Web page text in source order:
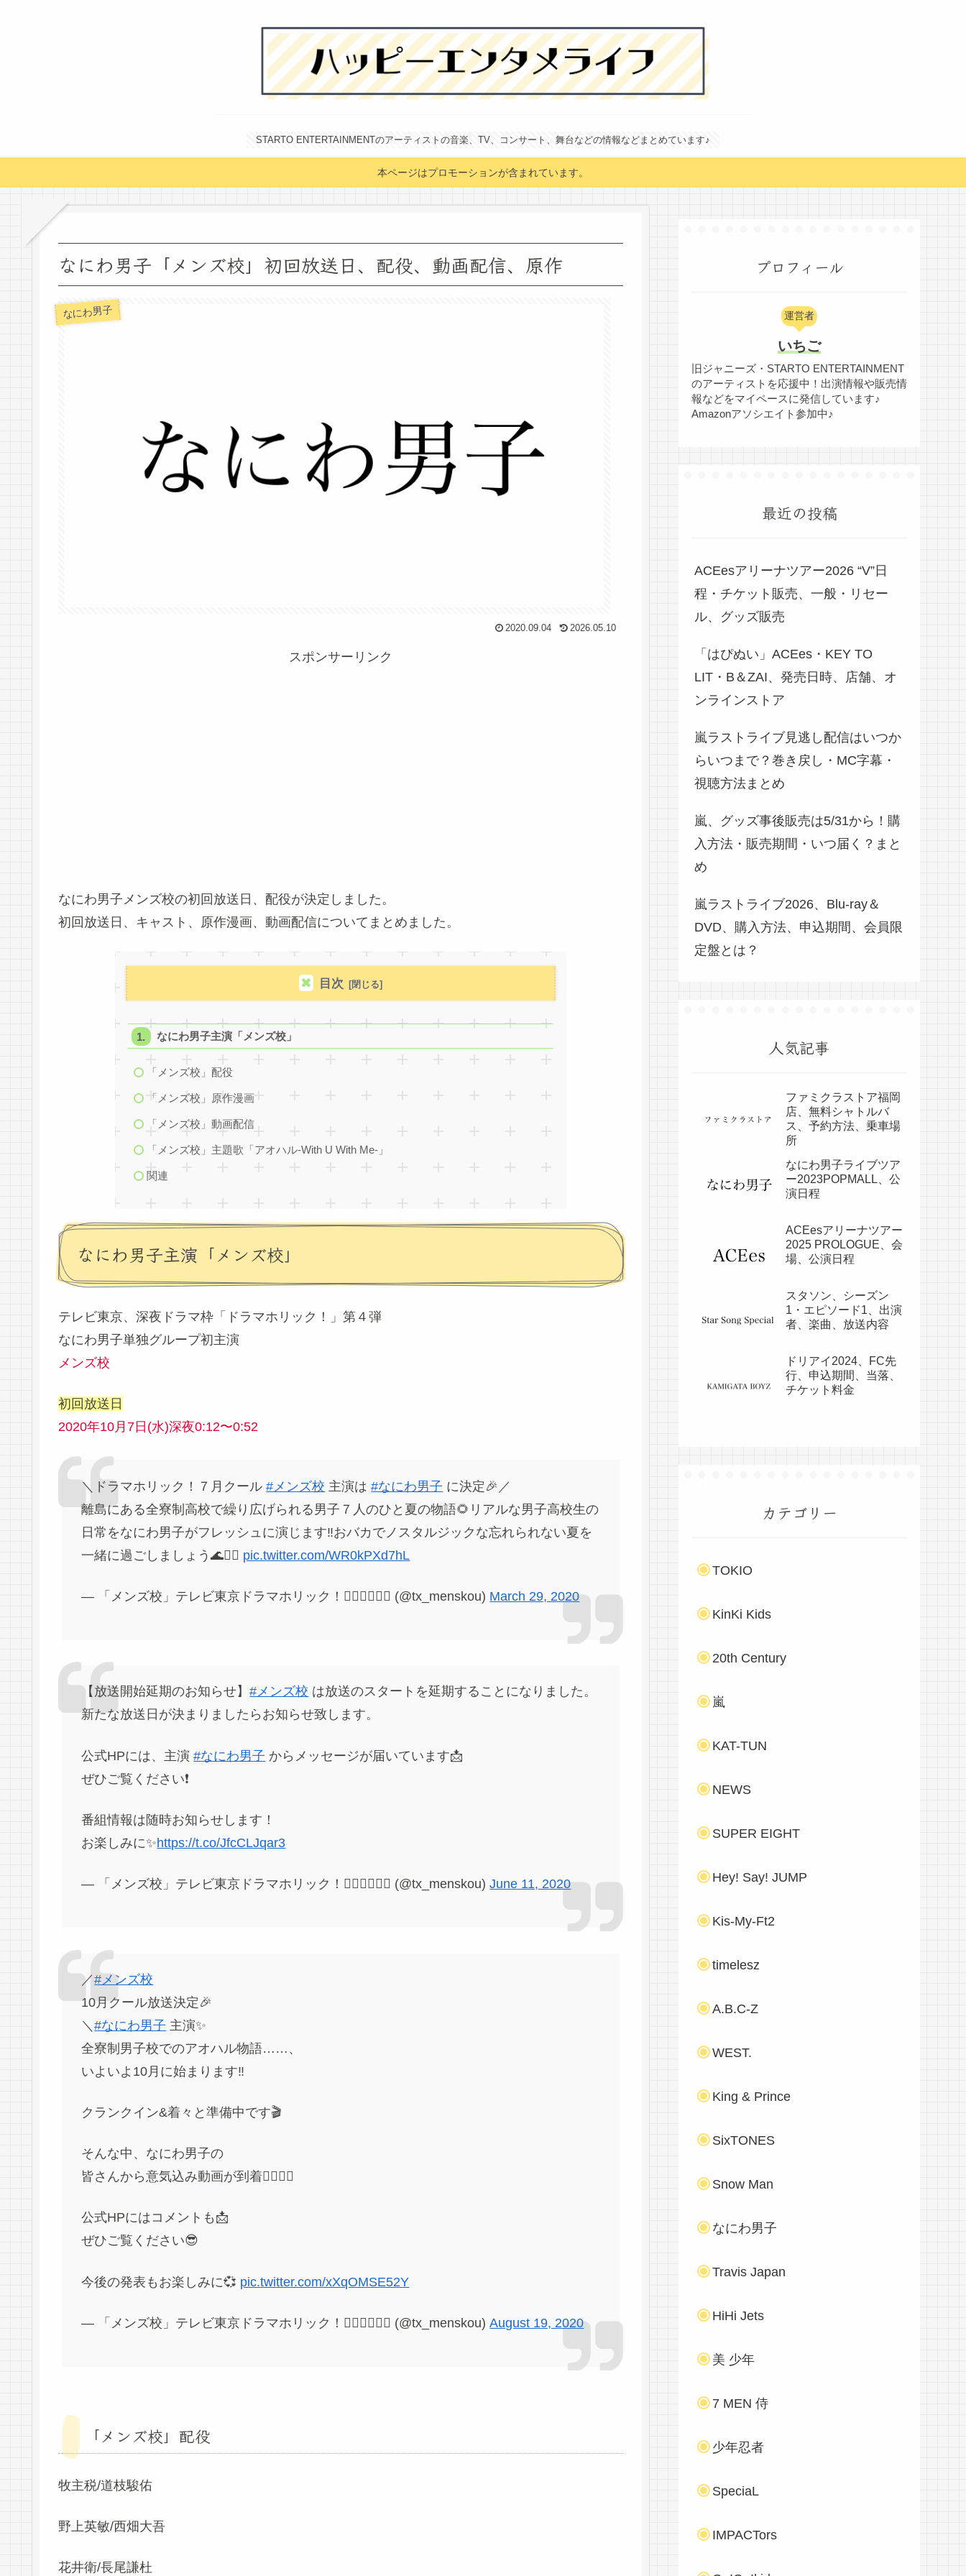
STARTO ENTERTAINMENTのアーティストの音楽、TV、コンサート、舞台などの情報などまとめています♪
本ページはプロモーションが含まれています。
なにわ男子「メンズ校」初回放送日、配役、動画配信、原作
なにわ男子
2020.09.04 2026.05.10
スポンサーリンク
なにわ男子メンズ校の初回放送日、配役が決定しました。
初回放送日、キャスト、原作漫画、動画配信についてまとめました。
目次
なにわ男子主演「メンズ校」
「メンズ校」配役
「メンズ校」原作漫画
「メンズ校」動画配信
「メンズ校」主題歌「アオハル-With U With Me-」
関連
なにわ男子主演「メンズ校」
テレビ東京、深夜ドラマ枠「ドラマホリック！」第４弾
なにわ男子単独グループ初主演
メンズ校
初回放送日
2020年10月7日(水)深夜0:12〜0:52
＼ドラマホリック！７月クール#メンズ校 主演は#なにわ男子 に決定🎉／
離島にある全寮制高校で繰り広げられる男子７人のひと夏の物語🌻リアルな男子高校生の
日常をなにわ男子がフレッシュに演じます‼️おバカでノスタルジックな忘れられない夏を
一緒に過ごしましょう🌊🏃‍♂️ pic.twitter.com/WR0kPXd7hL
— 「メンズ校」テレビ東京ドラマホリック！🏄‍♂️🏄‍♂️🏄‍♂️ (@tx_menskou) March 29, 2020
【放送開始延期のお知らせ】#メンズ校 は放送のスタートを延期することになりました。
新たな放送日が決まりましたらお知らせ致します。
公式HPには、主演#なにわ男子 からメッセージが届いています📩
ぜひご覧ください❗️
番組情報は随時お知らせします！
お楽しみに✨https://t.co/JfcCLJqar3
— 「メンズ校」テレビ東京ドラマホリック！🏄‍♂️🏄‍♂️🏄‍♂️ (@tx_menskou)June 11, 2020
／#メンズ校
10月クール放送決定🎉
＼#なにわ男子 主演✨
全寮制男子校でのアオハル物語……、
いよいよ10月に始まります‼️
クランクイン&着々と準備中です🎬
そんな中、なにわ男子の
皆さんから意気込み動画が到着🏄‍♂️🏄‍♂️
公式HPにはコメントも📩
ぜひご覧ください😎
今後の発表もお楽しみに💞 pic.twitter.com/xXqOMSE52Y
— 「メンズ校」テレビ東京ドラマホリック！🏄‍♂️🏄‍♂️🏄‍♂️ (@tx_menskou)August 19, 2020
「メンズ校」配役
牧主税/道枝駿佑
野上英敏/西畑大吾
花井衛/長尾謙杜
プロフィール
運営者
いちご
旧ジャニーズ・STARTO ENTERTAINMENT
のアーティストを応援中！出演情報や販売情
報などをマイペースに発信しています♪
Amazonアソシエイト参加中♪
最近の投稿
ACEesアリーナツアー2026 “V”日
程・チケット販売、一般・リセー
ル、グッズ販売
「はぴぬい」ACEes・KEY TO
LIT・B＆ZAI、発売日時、店舗、オ
ンラインストア
嵐ラストライブ見逃し配信はいつか
らいつまで？巻き戻し・MC字幕・
視聴方法まとめ
嵐、グッズ事後販売は5/31から！購
入方法・販売期間・いつ届く？まと
め
嵐ラストライブ2026、Blu-ray＆
DVD、購入方法、申込期間、会員限
定盤とは？
人気記事
ファミクラストア福岡
店、無料シャトルバ
ス、予約方法、乗車場
所
なにわ男子ライブツア
ー2023POPMALL、公
演日程
ACEesアリーナツアー
2025 PROLOGUE、会
場、公演日程
スタソン、シーズン
1・エピソード1、出演
者、楽曲、放送内容
ドリアイ2024、FC先
行、申込期間、当落、
チケット料金
カテゴリー
TOKIO
KinKi Kids
20th Century
嵐
KAT-TUN
NEWS
SUPER EIGHT
Hey! Say! JUMP
Kis-My-Ft2
timelesz
A.B.C-Z
WEST.
King & Prince
SixTONES
Snow Man
なにわ男子
Travis Japan
HiHi Jets
美 少年
7 MEN 侍
少年忍者
SpeciaL
IMPACTors